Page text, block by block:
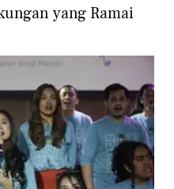
yang Ramai